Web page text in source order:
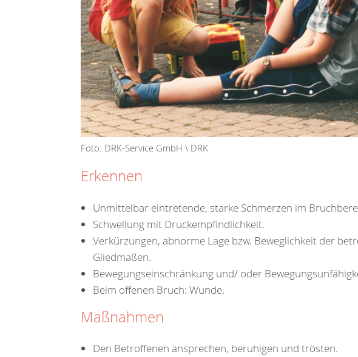
Foto: DRK-Service GmbH \ DRK
Erkennen
Unmittelbar eintretende, starke Schmerzen im
Schwellung mit Druckempfindlichkeit.
Verkürzungen, abnorme Lage bzw. Beweglichkeit der
Gliedmaßen.
Bewegungseinschränkung und/ oder
Beim offenen Bruch: Wunde.
Maßnahmen
Den Betroffenen ansprechen, beruhigen und trösten.